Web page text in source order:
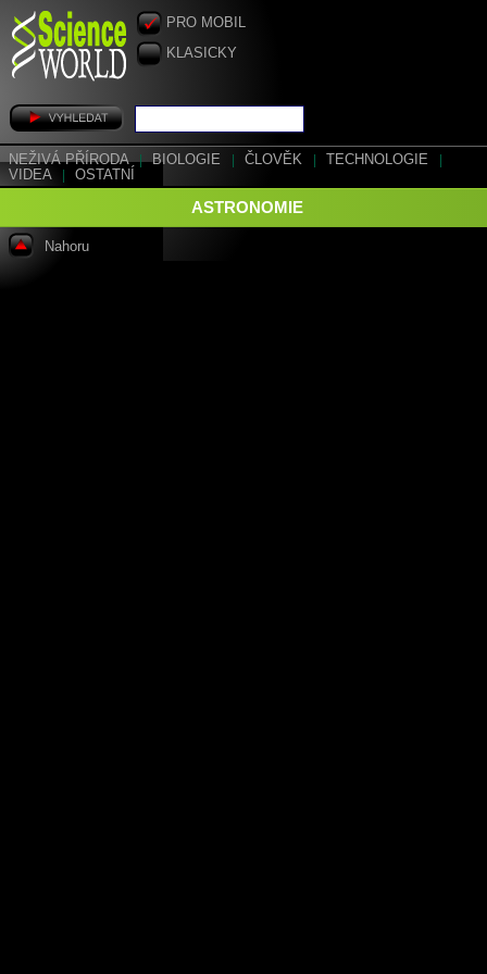
PRO MOBIL
KLASICKY
NEŽIVÁ PŘÍRODA | BIOLOGIE ČLOVĚK TECHNOLOGIE
VIDEA
OSTATNÍ
ASTRONOMIE
Nahoru